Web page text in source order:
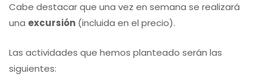
Cabe destacar que una vez en semana se realizará
una excursión (incluida en el precio).
Las actividades que hemos planteado serán las
siguientes: